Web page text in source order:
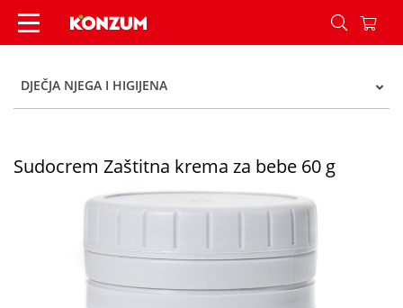
Sudocrem Zaštitna krema za bebe 60 g - Konzum
DJEČJA NJEGA I HIGIJENA
Sudocrem Zaštitna krema za bebe 60 g